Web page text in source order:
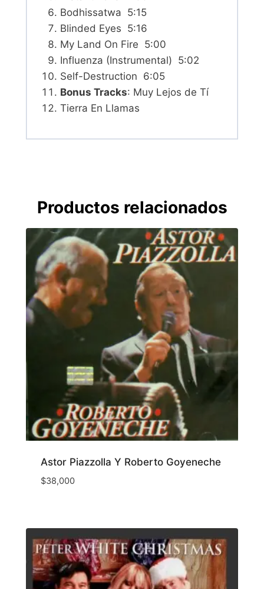
Bodhissatwa 5:15
Blinded Eyes 5:16
My Land On Fire 5:00
Influenza (Instrumental) 5:02
Self-Destruction 6:05
Bonus Tracks: Muy Lejos de Tí
Tierra En Llamas
Productos relacionados
Astor Piazzolla Y Roberto Goyeneche
$38,000